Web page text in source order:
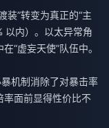
装”转变为真正的“主
以内）。以太异常角
“虚妄天使”队伍中。
机制消除了对暴击率
率面前显得性价比不